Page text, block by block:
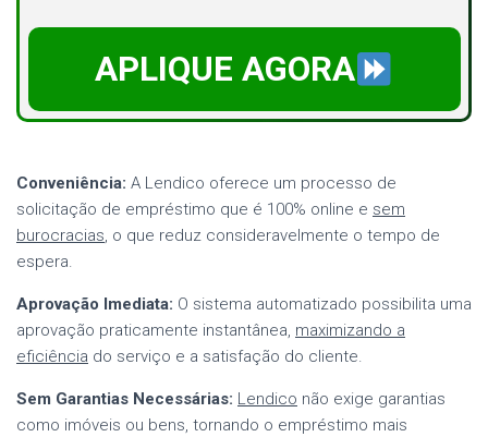
APLIQUE AGORA
Conveniência: A Lendico oferece um processo de
solicitação de empréstimo que é 100% online e sem
burocracias, o que reduz consideravelmente o tempo de
espera.
Aprovação Imediata: O sistema automatizado possibilita uma
aprovação praticamente instantânea, maximizando a
eficiência do serviço e a satisfação do cliente.
Sem Garantias Necessárias: Lendico não exige garantias
como imóveis ou bens, tornando o empréstimo mais